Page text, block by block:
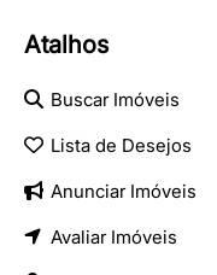
Atalhos
Buscar Imóveis
Lista de Desejos
Anunciar Imóveis
Avaliar Imóveis